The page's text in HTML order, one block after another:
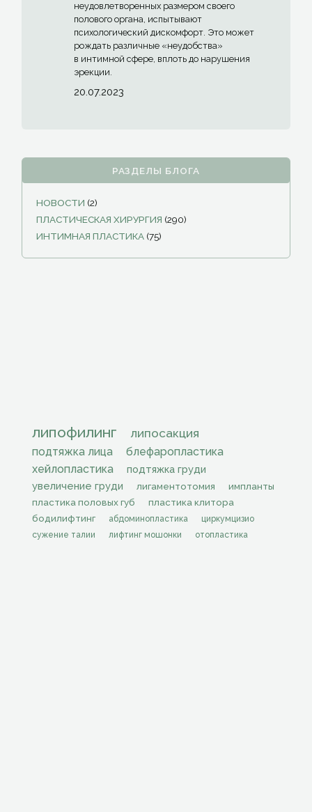
неудовлетворенных размером своего
полового органа, испытывают
психологический дискомфорт. Это может
рождать различные «неудобства»
в интимной сфере, вплоть до нарушения
эрекции.
20.07.2023
РАЗДЕЛЫ БЛОГА
НОВОСТИ (2)
ПЛАСТИЧЕСКАЯ ХИРУРГИЯ (290)
ИНТИМНАЯ ПЛАСТИКА (75)
липофилинг липосакция
подтяжка лица
блефаропластика
хейлопластика
подтяжка груди
увеличение груди
лигаментотомия
импланты
пластика половых губ
пластика клитора
бодилифтинг
абдоминопластика
циркумцизио
сужение талии
лифтинг мошонки отопластика